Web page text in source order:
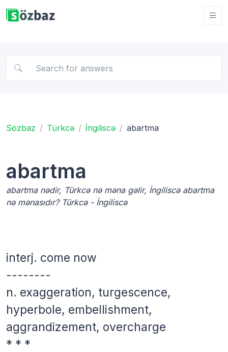
Sözbaz Türkcə İngiliscə abartma
abartma
abartma nədir, Türkcə nə məna gəlir, İngiliscə abartma
nə mənasıdır? Türkcə - İngiliscə
interj. come now
--------
n. exaggeration, turgescence,
hyperbole, embellishment,
aggrandizement, overcharge
* * *